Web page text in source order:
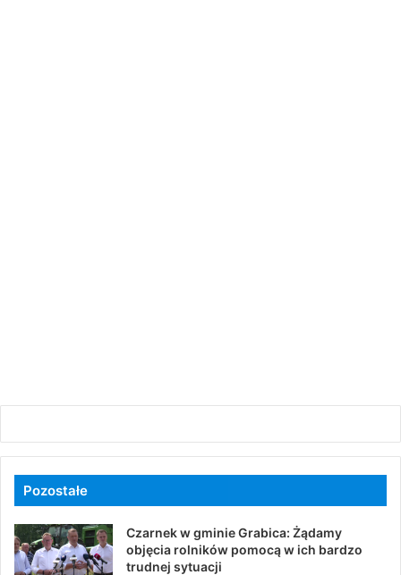
Pozostałe
Czarnek w gminie Grabica: Żądamy
objęcia rolników pomocą w ich bardzo
trudnej sytuacji